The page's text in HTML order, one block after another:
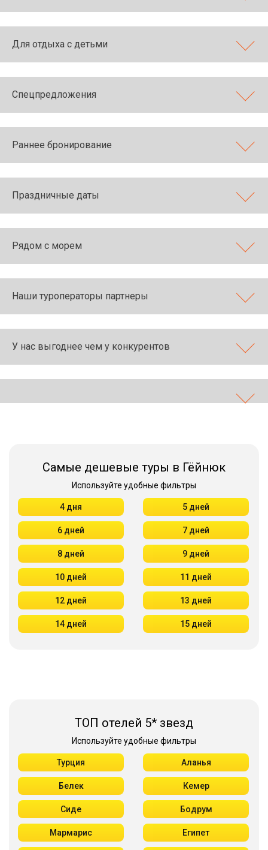
Для отдыха с детьми
Спецпредложения
Раннее бронирование
Праздничные даты
Рядом с морем
Наши туроператоры партнеры
У нас выгоднее чем у конкурентов
Самые дешевые туры в Гёйнюк
Используйте удобные фильтры
4 дня 5 дней
6 дней 7 дней
8 дней 9 дней
10 дней 11 дней
12 дней 13 дней
14 дней 15 дней
ТОП отелей 5* звезд
Используйте удобные фильтры
Турция Аланья
Белек Кемер
Сиде Бодрум
Мармарис Египет